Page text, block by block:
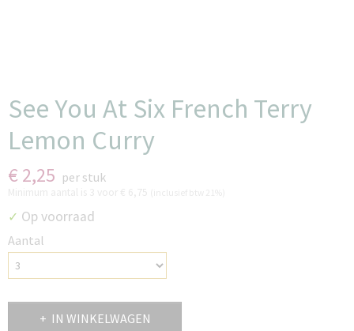
See You At Six French Terry
Lemon Curry
€ 2,25 per stuk
✓ Op voorraad
Aantal
IN WINKELWAGEN